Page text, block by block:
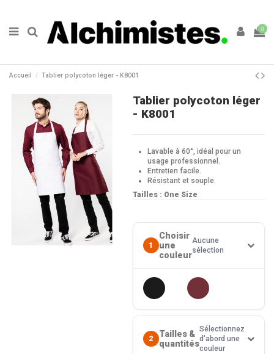
0
Accueil Tablier polycoton léger - K8001
Tablier polycoton léger
- K8001
Lavable à 60°, idéal pour un
usage professionnel.
Entretien facile.
Résistant et souple.
Tailles : One Size
1
Choisir
une
couleur
Aucune
sélection
2
Tailles &
quantités
Sélectionnez
d'abord une
couleur